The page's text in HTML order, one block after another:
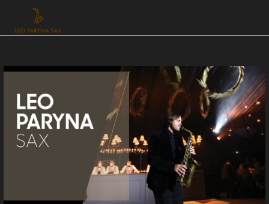
Videos
Galeria
Contacto